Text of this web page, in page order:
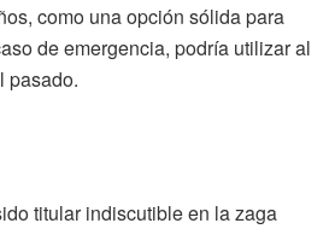
como una opción sólida para
de emergencia, podría utilizar al
pasado.
titular indiscutible en la zaga